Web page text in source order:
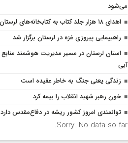
می‌شود
اهدای ۱۸ هزار جلد کتاب به کتابخانه‌های لرستان
راهیپمایی پیروزی غزه در لرستان برگزار شد
استان لرستان در مسیر مدیریت هوشمند منابع
آبی
زندگی یعنی جنگ به‌ خاطر عقیده است
خون رهبر شهید انقلاب را بیمه کرد
توانمندی امروز کشور ریشه در دفاع‌مقدس دارد
Sorry. No data so far.